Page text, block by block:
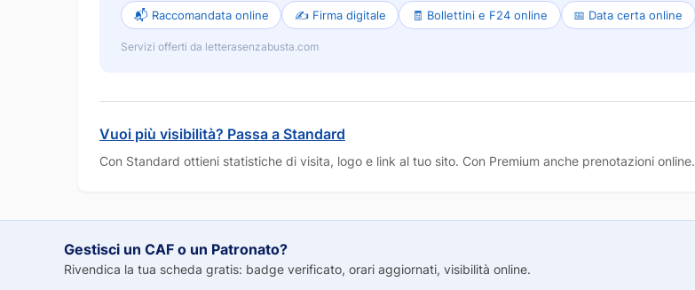
📬 Raccomandata online ✍️ Firma digitale 🧾 Bollettini e F24 online 📅 Data certa online
Servizi offerti da letterasenzabusta.com
Vuoi più visibilità? Passa a Standard
Con Standard ottieni statistiche di visita, logo e link al tuo sito. Con Premium anche prenotazioni online.
Gestisci un CAF o un Patronato?
Rivendica la tua scheda gratis: badge verificato, orari aggiornati, visibilità online.